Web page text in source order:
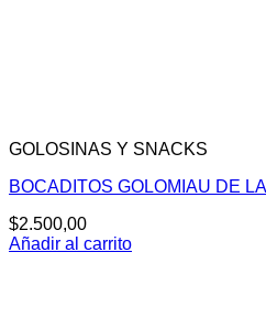
GOLOSINAS Y SNACKS
BOCADITOS GOLOMIAU DE
$2.500,00
Añadir al carrito